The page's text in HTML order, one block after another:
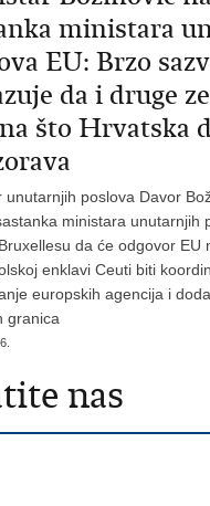
ministara
EU: Brzo
da i druge
što Hrvatska
unutarnjih poslova Davor
ministara unutarnjih
da će odgovor EU
enklavi Ceuti biti
europskih agencija i
granica
nas